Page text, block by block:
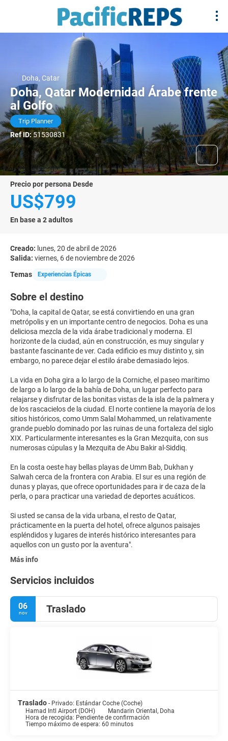
Doha, Catar
Doha, Qatar Modernidad Árabe frente
al Golfo
Trip Planner
Ref ID:51530831
precio por persona Desde
US$799
En base a 2 adultos
Creado: lunes, 20 de abril de 2026
Salida: viernes, 6 de noviembre de 2026
Temas
Experiencias Épicas
Sobre el destino
"Doha, la capital de Qatar, se está convirtiendo en una gran
metrópolis y en un importante centro de negocios. Doha es una
deliciosa mezcla de la vida árabe tradicional y moderna. El
horizonte de la ciudad, aún en construcción, es muy singular y
bastante fascinante de ver. Cada edificio es muy distinto y, sin
embargo, no parece dejar el estilo árabe demasiado lejos.
La vida en Doha gira a lo largo de la Corniche, el paseo marítimo
de largo a lo largo de la bahía de Doha, un lugar perfecto para
relajarse y disfrutar de las bonitas vistas de la isla de la palmera y
de los rascacielos de la ciudad. El norte contiene la mayoría de los
sitios históricos, como Umm Salal Mohammed, un relativamente
grande pueblo dominado por las ruinas de una fortaleza del siglo
XIX. Particularmente interesantes es la Gran Mezquita, con sus
numerosas cúpulas y la Mezquita de Abu Bakir al-Siddiq.
En la costa oeste hay bellas playas de Umm Bab, Dukhan y
Salwah cerca de la frontera con Arabia. El sur es una región de
dunas y playas, que ofrece oportunidades para ir de caza de la
perla, o para practicar una variedad de deportes acuáticos.
Si usted se cansa de la vida urbana, el resto de Qatar,
prácticamente en la puerta del hotel, ofrece algunos paisajes
espléndidos y lugares de interés histórico interesantes para
Más info
Servicios incluidos
06
nov Traslado
Traslado - Privado: Estándar Coche (Coche)
Hamad Intl Airport (DOH)
Mandarin Oriental, Doha
Hora de recogida: Pendiente de confirmación
Tiempo máximo de espera: 60 minutos